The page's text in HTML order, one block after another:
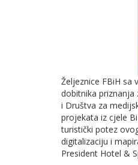
Željeznice FBiH sa
dobitnika priznanja
i Društva za
projekata iz cjele
turistički potez
digitalizaciju i
President Hotel &